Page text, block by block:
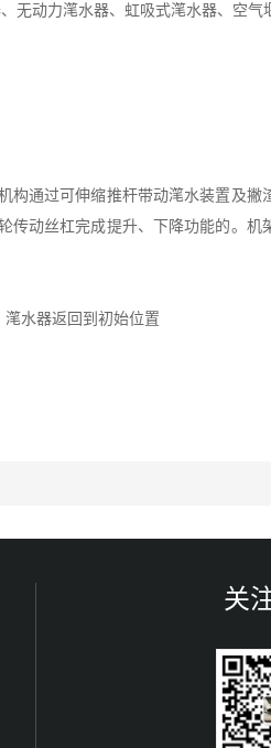
动力滗水器、虹吸式滗水器、空气
构通过可伸缩推杆带动滗水装置及撇
传动丝杠完成提升、下降功能的。机
水器返回到初始位置
关